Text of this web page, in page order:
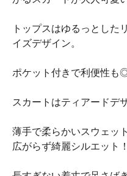
トップスはゆるっとした
イズデザイン。
ポケット付きで利便性も
スカートはティアードデ
薄手で柔らかいスウェッ
広がらず綺麗シルエット！